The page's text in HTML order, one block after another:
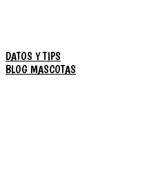
DATOS Y TIPS
BLOG MASCOTAS